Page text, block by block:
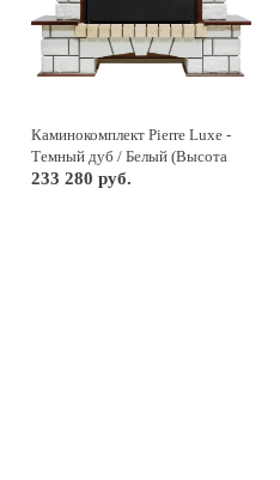
Каминокомплект Pierre Luxe -
Темный дуб / Белый (Высота
1040мм) с очагом Albany
233 280 руб.